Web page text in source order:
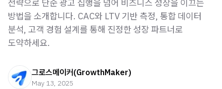
전략으로 단순 광고 집행을 넘어 비즈니스 성장을 이끄는
방법을 소개합니다. CAC와 LTV 기반 측정, 통합 데이터
분석, 고객 경험 설계를 통해 진정한 성장 파트너로
도약하세요.
그로스메이커(GrowthMaker)
May 13, 2025